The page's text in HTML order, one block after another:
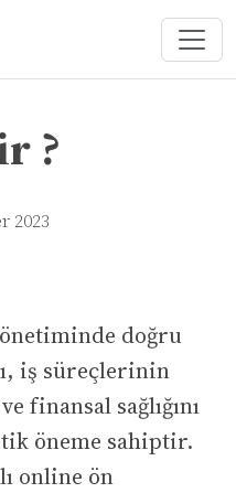
?
2023
doğru
iş süreçlerinin
finansal sağlığını
öneme sahiptir.
online ön